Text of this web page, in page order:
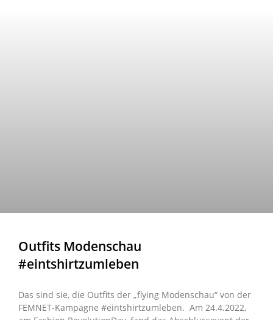
Outfits Modenschau
#eintshirtzumleben
Das sind sie, die Outfits der „flying Modenschau“ von der
FEMNET-Kampagne #eintshirtzumleben. Am 24.4.2022,